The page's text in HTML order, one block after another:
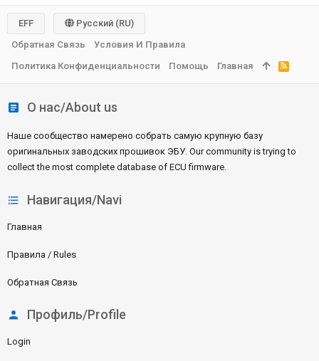
О нас/About us
Наше сообщество намерено собрать самую крупную базу
оригинальных заводских прошивок ЭБУ. Our community is trying to
collect the most complete database of ECU firmware.
Навигация/Navi
Главная
Правила / Rules
Обратная Связь
Профиль/Profile
Login
EFF
Русский (RU)
Обратная Связь
Условия И Правила
Политика Конфиденциальности
Помощь Главная
R